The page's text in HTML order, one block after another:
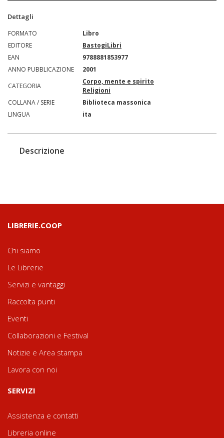
Dettagli
FORMATO
Libro
EDITORE
BastogiLibri
EAN
9788881853977
ANNO PUBBLICAZIONE
2001
CATEGORIA
Corpo, mente e spirito
Religioni
COLLANA / SERIE
Biblioteca massonica
LINGUA
ita
Descrizione
LIBRERIE.COOP
Chi siamo
Le Librerie
Servizi e vantaggi
Raccolta punti
Eventi
Collaborazioni e Festival
Notizie e Area stampa
Lavora con noi
SERVIZI
Assistenza e contatti
Libreria online